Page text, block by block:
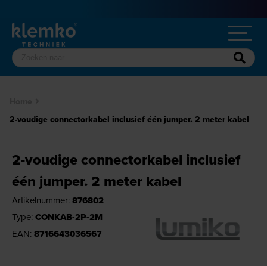
2-voudige connectorkabel inclusief één jumper. 2 meter kabel
2-voudige connectorkabel inclusief
één jumper. 2 meter kabel
Artikelnummer: 876802
Type: CONKAB-2P-2M
EAN: 8716643036567